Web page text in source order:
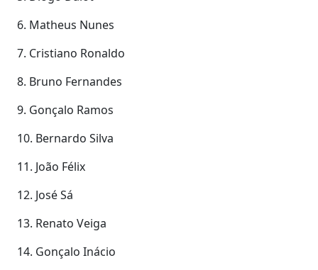
6. Matheus Nunes
7. Cristiano Ronaldo
8. Bruno Fernandes
9. Gonçalo Ramos
10. Bernardo Silva
11. João Félix
12. José Sá
13. Renato Veiga
14. Gonçalo Inácio